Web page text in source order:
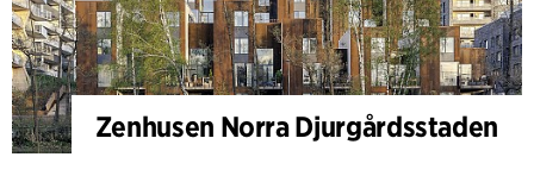
Zenhusen Norra Djurgårdsstaden